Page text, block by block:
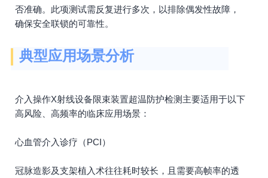
否准确。此项测试需反复进行多次，以排除偶发性故障，
确保安全联锁的可靠性。
典型应用场景分析
介入操作X射线设备限束装置超温防护检测主要适用于以下
高风险、高频率的临床应用场景：
心血管介入诊疗（PCI）
冠脉造影及支架植入术往往耗时较长，且需要高帧率的透